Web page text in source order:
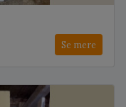
Se mere